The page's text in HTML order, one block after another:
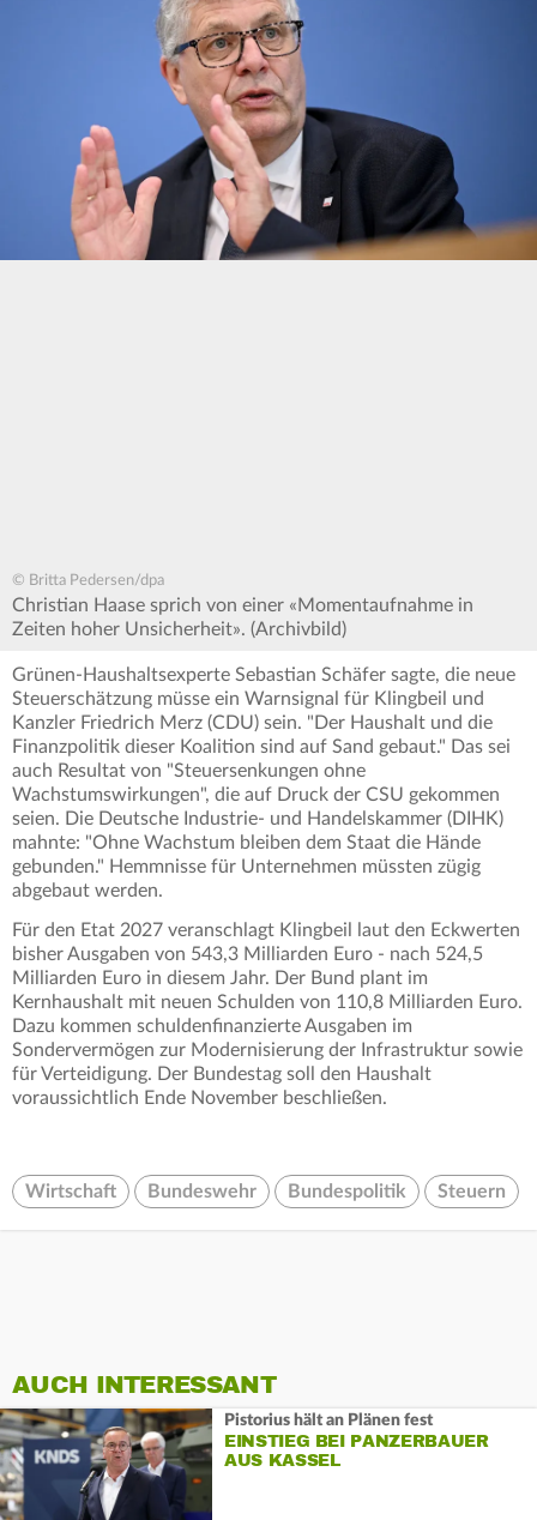
© Britta Pedersen/dpa
Christian Haase sprich von einer «Momentaufnahme in
Zeiten hoher Unsicherheit». (Archivbild)
Grünen-Haushaltsexperte Sebastian Schäfer sagte, die neue
Steuerschätzung müsse ein Warnsignal für Klingbeil und
Kanzler Friedrich Merz (CDU) sein. "Der Haushalt und die
Finanzpolitik dieser Koalition sind auf Sand gebaut." Das sei
auch Resultat von "Steuersenkungen ohne
Wachstumswirkungen", die auf Druck der CSU gekommen
seien. Die Deutsche Industrie- und Handelskammer (DIHK)
mahnte: "Ohne Wachstum bleiben dem Staat die Hände
gebunden." Hemmnisse für Unternehmen müssten zügig
abgebaut werden.
Für den Etat 2027 veranschlagt Klingbeil laut den Eckwerten
bisher Ausgaben von 543,3 Milliarden Euro - nach 524,5
Milliarden Euro in diesem Jahr. Der Bund plant im
Kernhaushalt mit neuen Schulden von 110,8 Milliarden Euro.
Dazu kommen schuldenfinanzierte Ausgaben im
Sondervermögen zur Modernisierung der Infrastruktur sowie
für Verteidigung. Der Bundestag soll den Haushalt
voraussichtlich Ende November beschließen.
Wirtschaft Bundeswehr Bundespolitik Steuern
AUCH INTERESSANT
Pistorius hält an Plänen fest
EINSTIEG BEI PANZERBAUER
AUS KASSEL